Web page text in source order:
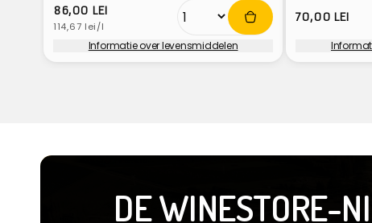
Verkoper:
Normale
prijs
86,00 LEI
Eenheidsprijs
114,67 lei/l
Informatie over levensmiddelen
Verkoper:
Normale
70,00 LEI
DE WINESTORE-